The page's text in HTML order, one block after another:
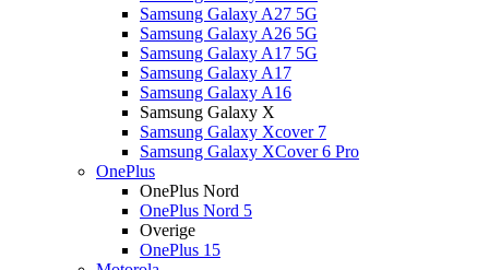
Samsung Galaxy A27 5G
Samsung Galaxy A26 5G
Samsung Galaxy A17 5G
Samsung Galaxy A17
Samsung Galaxy A16
Samsung Galaxy X
Samsung Galaxy Xcover 7
Samsung Galaxy XCover 6 Pro
OnePlus
OnePlus Nord
OnePlus Nord 5
Overige
OnePlus 15